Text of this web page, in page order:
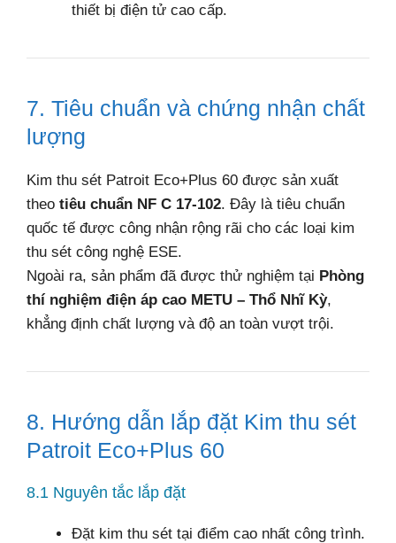
thiết bị điện tử cao cấp.
7. Tiêu chuẩn và chứng nhận chất
lượng
Kim thu sét Patroit Eco+Plus 60 được sản xuất
theo tiêu chuẩn NF C 17-102. Đây là tiêu chuẩn
quốc tế được công nhận rộng rãi cho các loại kim
thu sét công nghệ ESE.
Ngoài ra, sản phẩm đã được thử nghiệm tại Phòng
thí nghiệm điện áp cao METU – Thổ Nhĩ Kỳ,
khẳng định chất lượng và độ an toàn vượt trội.
8. Hướng dẫn lắp đặt Kim thu sét
Patroit Eco+Plus 60
8.1 Nguyên tắc lắp đặt
Đặt kim thu sét tại điểm cao nhất công trình.